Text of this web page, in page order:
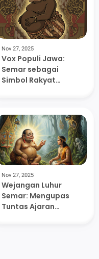
Nov 27, 2025
Vox Populi Jawa:
Semar sebagai
Simbol Rakyat
Nov 27, 2025
Wejangan Luhur
Semar: Mengupas
Tuntas Ajaran